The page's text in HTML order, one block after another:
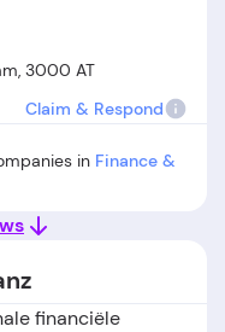
3000 AT
Claim & Respond
in Finance &
financiële